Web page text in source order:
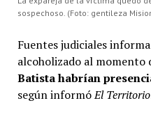
sospechoso. (Foto: gentileza
Fuentes judiciales
alcoholizado al momento
Batista habrían
según informóEl Territorio